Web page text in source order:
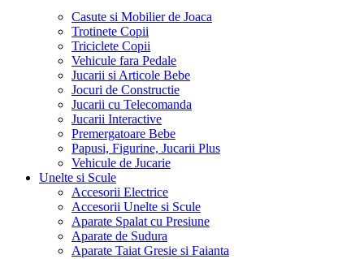
Casute si Mobilier de Joaca
Trotinete Copii
Triciclete Copii
Vehicule fara Pedale
Jucarii si Articole Bebe
Jocuri de Constructie
Jucarii cu Telecomanda
Jucarii Interactive
Premergatoare Bebe
Papusi, Figurine, Jucarii Plus
Vehicule de Jucarie
Unelte si Scule
Accesorii Electrice
Accesorii Unelte si Scule
Aparate Spalat cu Presiune
Aparate de Sudura
Aparate Taiat Gresie si Faianta